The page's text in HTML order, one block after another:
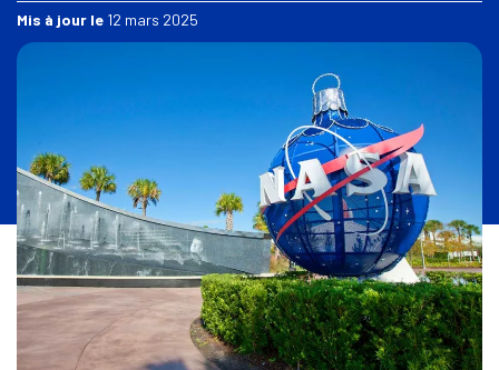
c
s
e
t
s
Mis à jour le 12 mars 2025